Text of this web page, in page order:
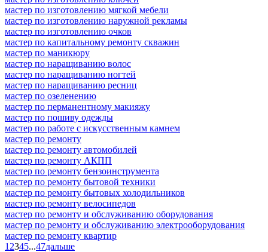
мастер по изготовлению мягкой мебели
мастер по изготовлению наружной рекламы
мастер по изготовлению очков
мастер по капитальному ремонту скважин
мастер по маникюру
мастер по наращиванию волос
мастер по наращиванию ногтей
мастер по наращиванию ресниц
мастер по озеленению
мастер по перманентному макияжу
мастер по пошиву одежды
мастер по работе с искусственным камнем
мастер по ремонту
мастер по ремонту автомобилей
мастер по ремонту АКПП
мастер по ремонту бензоинструмента
мастер по ремонту бытовой техники
мастер по ремонту бытовых холодильников
мастер по ремонту велосипедов
мастер по ремонту и обслуживанию оборудования
мастер по ремонту и обслуживанию электрооборудования
мастер по ремонту квартир
1 2345...47дальше